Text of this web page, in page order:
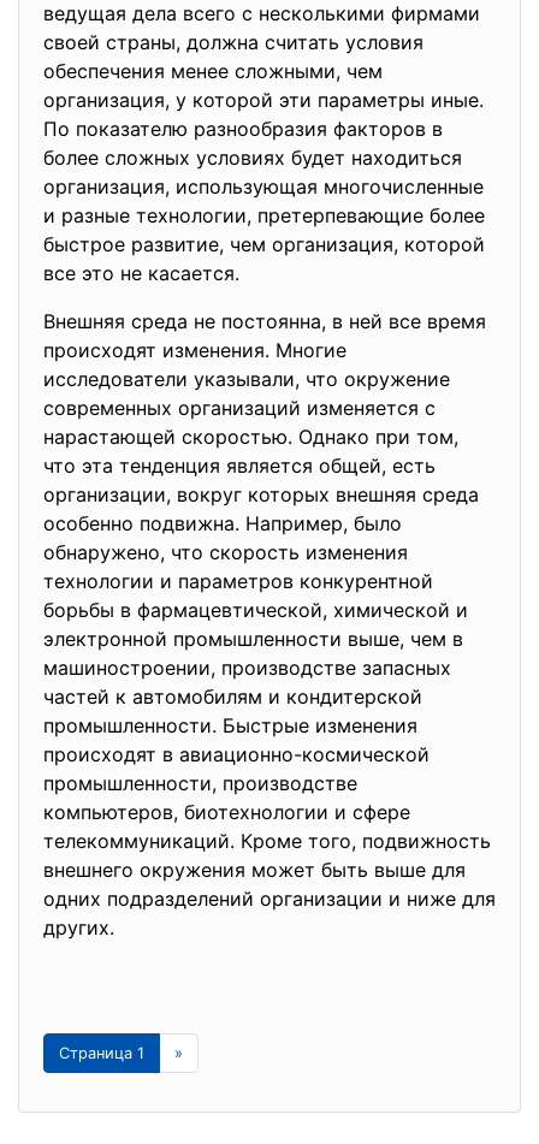
ведущая дела всего с несколькими фирмами
своей страны, должна считать условия
обеспечения менее сложными, чем
организация, у которой эти параметры иные.
По показателю разнообразия факторов в
более сложных условиях будет находиться
организация, использующая многочисленные
и разные технологии, претерпевающие более
быстрое развитие, чем организация, которой
все это не касается.
Внешняя среда не постоянна, в ней все время
происходят изменения. Многие
исследователи указывали, что окружение
современных организаций изменяется с
нарастающей скоростью. Однако при том,
что эта тенденция является общей, есть
организации, вокруг которых внешняя среда
особенно подвижна. Например, было
обнаружено, что скорость изменения
технологии и параметров конкурентной
борьбы в фармацевтической, химической и
электронной промышленности выше, чем в
машиностроении, производстве запасных
частей к автомобилям и кондитерской
промышленности. Быстрые изменения
происходят в авиационно-космической
промышленности, производстве
компьютеров, биотехнологии и сфере
телекоммуникаций. Кроме того, подвижность
внешнего окружения может быть выше для
одних подразделений организации и ниже для
других.
Страница 1 »